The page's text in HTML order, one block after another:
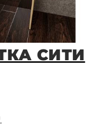
СИТИ